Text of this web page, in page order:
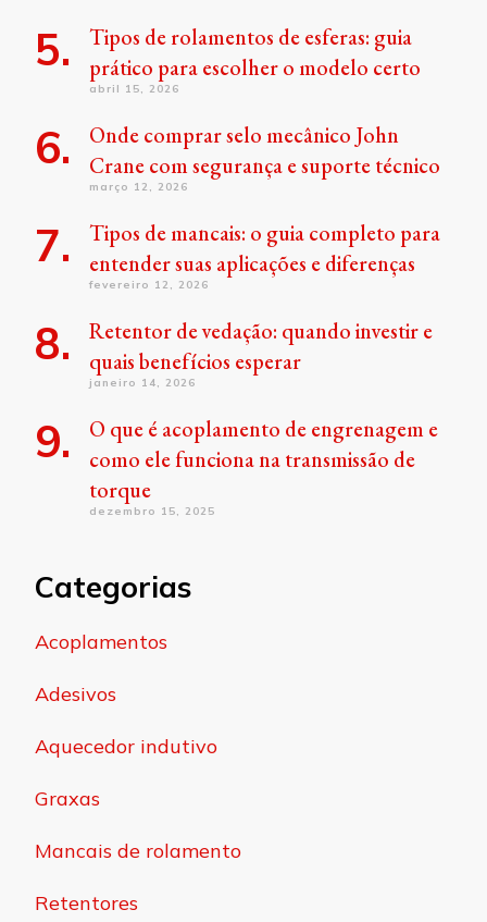
Tipos de rolamentos de esferas: guia
prático para escolher o modelo certo
abril 15, 2026
Onde comprar selo mecânico John
Crane com segurança e suporte técnico
março 12, 2026
Tipos de mancais: o guia completo para
entender suas aplicações e diferenças
fevereiro 12, 2026
Retentor de vedação: quando investir e
quais benefícios esperar
janeiro 14, 2026
O que é acoplamento de engrenagem e
como ele funciona na transmissão de
torque
dezembro 15, 2025
Categorias
Acoplamentos
Adesivos
Aquecedor indutivo
Graxas
Mancais de rolamento
Retentores